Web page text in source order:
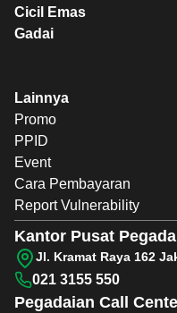
Cicil Emas
Gadai
Lainnya
Promo
PPID
Event
Cara Pembayaran
Report Vulnerability
Pegadaian Call
Kantor Pusat
Jl. Kramat Raya 162
021 3155 550